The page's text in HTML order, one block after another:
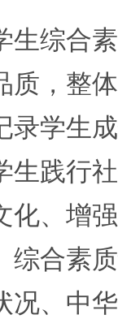
综合素
质，整
录学生
生践行
化、增
综合素
况、中